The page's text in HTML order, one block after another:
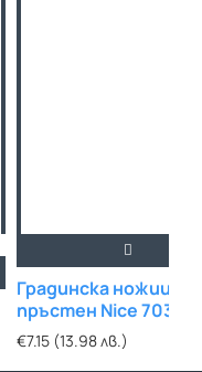
Градинска ножица
пръстен Nice 703
€7.15 (13.98 лв.)